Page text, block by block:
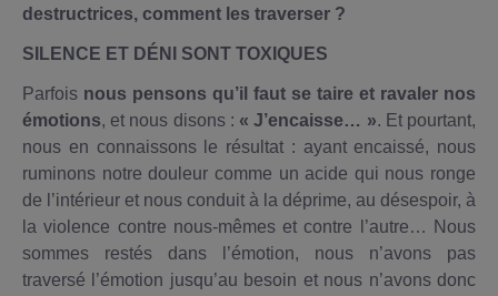
destructrices, comment les traverser ?
SILENCE ET DÉNI SONT TOXIQUES
Parfois nous pensons qu’il faut se taire et ravaler nos
émotions, et nous disons : « J’encaisse… ». Et pourtant,
nous en connaissons le résultat : ayant encaissé, nous
ruminons notre douleur comme un acide qui nous ronge
de l’intérieur et nous conduit à la déprime, au désespoir, à
la violence contre nous-mêmes et contre l’autre… Nous
sommes restés dans l’émotion, nous n’avons pas
traversé l’émotion jusqu’au besoin et nous n’avons donc